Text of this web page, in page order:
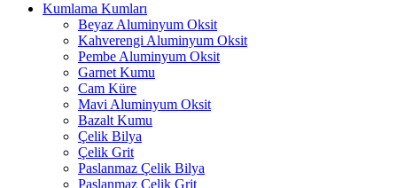
Kumlama Kumları
Beyaz Aluminyum Oksit
Kahverengi Aluminyum Oksit
Pembe Aluminyum Oksit
Garnet Kumu
Cam Küre
Mavi Aluminyum Oksit
Bazalt Kumu
Çelik Bilya
Çelik Grit
Paslanmaz Çelik Bilya
Paslanmaz Çelik Grit